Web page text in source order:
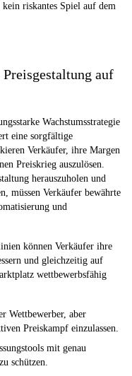
riskantes Spiel auf dem
auf
Wachstumsstrategie
eine sorgfältige
Verkäufer, ihre Margen
Preiskrieg auszulösen.
herauszuholen und
müssen Verkäufer bewährte
und
können Verkäufer ihre
und gleichzeitig auf
wettbewerbsfähig
Wettbewerber, aber
Preiskampf einzulassen.
mit genau
schützen.